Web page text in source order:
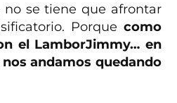
no se tiene que afrontar
Porque como
el LamborJimmy… en
andamos quedando